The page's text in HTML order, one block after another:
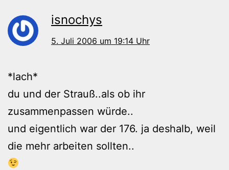
isnochys
5. Juli 2006 um 19:14 Uhr
*lach*
du und der Strauß..als ob ihr
zusammenpassen würde..
und eigentlich war der 176. ja deshalb, weil
die mehr arbeiten sollten..